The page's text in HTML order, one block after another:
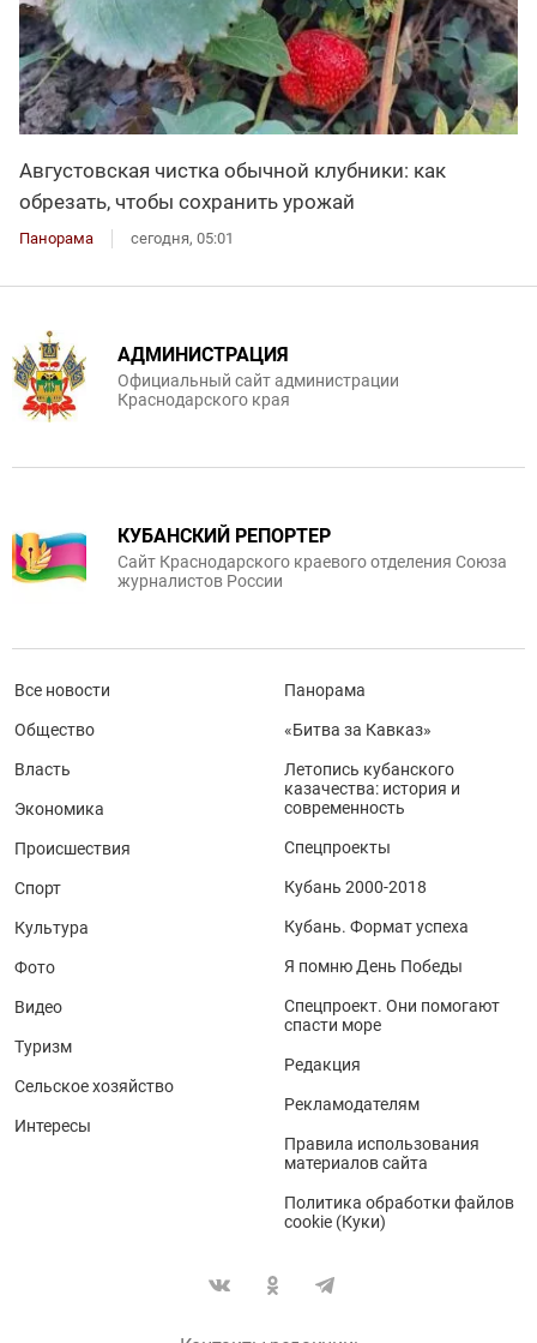
Августовская чистка обычной клубники: как
обрезать, чтобы сохранить урожай
Панорама сегодня, 05:01
АДМИНИСТРАЦИЯ
Официальный сайт администрации
Краснодарского края
КУБАНСКИЙ РЕПОРТЕР
Сайт Краснодарского краевого отделения Союза
журналистов России
Все новости
Общество
Власть
Экономика
Происшествия
Спорт
Культура
Фото
Видео
Туризм
Сельское хозяйство
Интересы
Панорама
«Битва за Кавказ»
Летопись кубанского
казачества: история и
современность
Спецпроекты
Кубань 2000-2018
Кубань. Формат успеха
Я помню День Победы
Спецпроект. Они помогают
спасти море
Редакция
Рекламодателям
Правила использования
материалов сайта
Политика обработки файлов
cookie (Куки)